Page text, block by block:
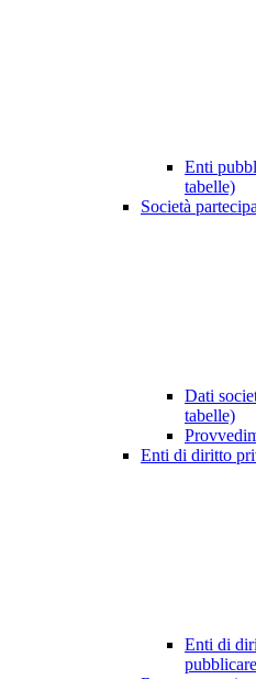
Enti
tabelle)
Società
Dati
tabelle)
Enti di diritto
Enti di